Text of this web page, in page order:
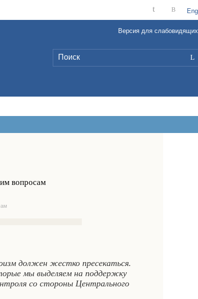
t B Eng
L
Версия для слабовидящих
вопросам
должен жестко пресекаться.
мы выделяем на поддержку
со стороны Центрального